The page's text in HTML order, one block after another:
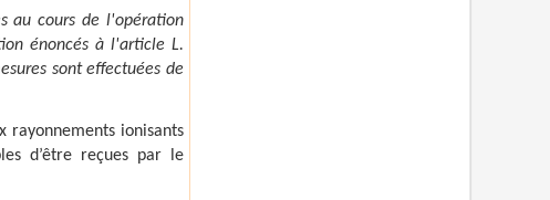
au cours de l'opération
énoncés à l'article L.
sont effectuées de
rayonnements ionisants
d’être reçues par le